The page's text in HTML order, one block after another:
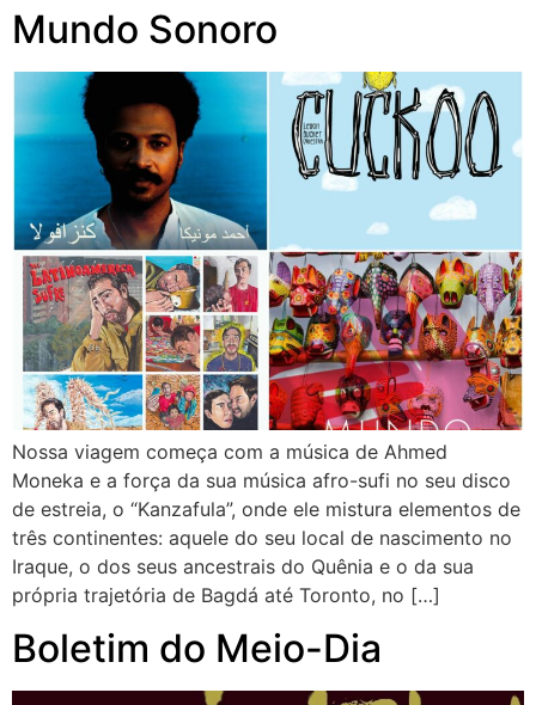
Mundo Sonoro
Nossa viagem começa com a música de Ahmed
Moneka e a força da sua música afro-sufi no seu disco
de estreia, o “Kanzafula”, onde ele mistura elementos de
três continentes: aquele do seu local de nascimento no
Iraque, o dos seus ancestrais do Quênia e o da sua
própria trajetória de Bagdá até Toronto, no […]
Boletim do Meio-Dia